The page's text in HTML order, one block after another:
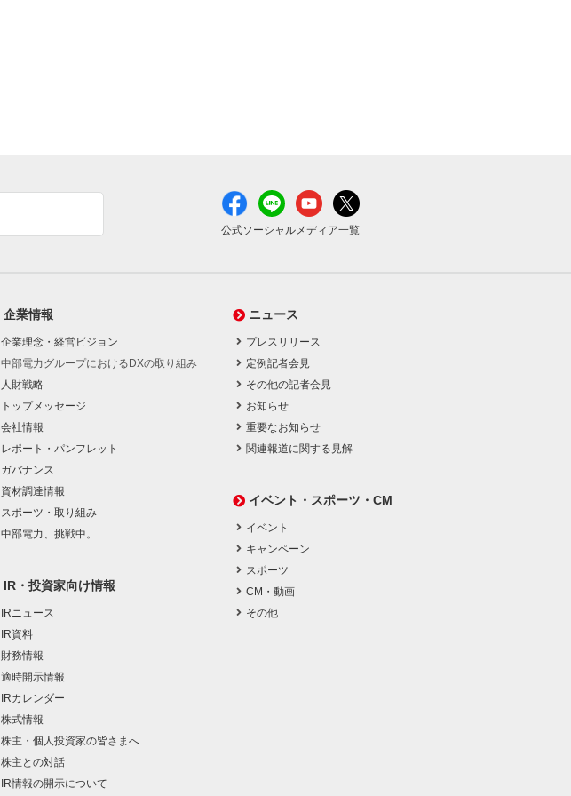
公式ソーシャルメディア一覧
企業情報
企業理念・経営ビジョン
中部電力グループにおけるDXの取り組み
人財戦略
トップメッセージ
会社情報
レポート・パンフレット
ガバナンス
資材調達情報
スポーツ・取り組み
中部電力、挑戦中。
IR・投資家向け情報
IRニュース
IR資料
財務情報
適時開示情報
IRカレンダー
株式情報
株主・個人投資家の皆さまへ
株主との対話
IR情報の開示について
ニュース
プレスリリース
定例記者会見
その他の記者会見
お知らせ
重要なお知らせ
関連報道に関する見解
イベント・スポーツ・CM
イベント
キャンペーン
スポーツ
CM・動画
その他